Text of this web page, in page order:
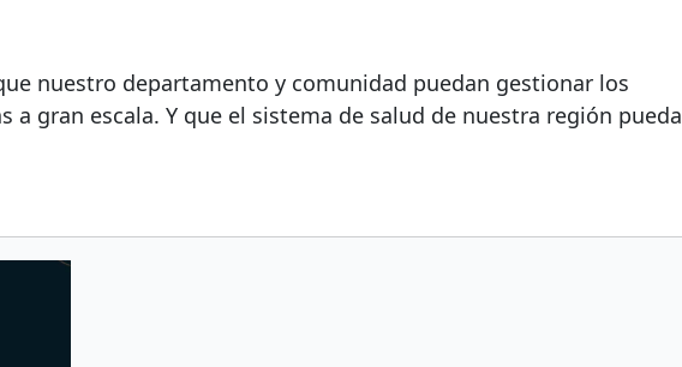
nuestro departamento y comunidad puedan gestionar los
a gran escala. Y que el sistema de salud de nuestra región pueda